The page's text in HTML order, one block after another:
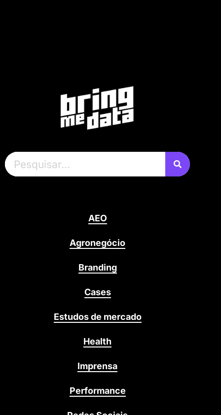
AEO
Agronegócio
Branding
Cases
Estudos de mercado
Health
Imprensa
Performance